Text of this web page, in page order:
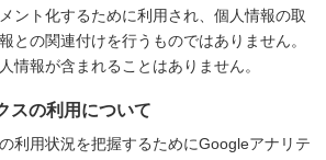
ント化するために利用され、個人情報の取
との関連付けを行うものではありません。
情報が含まれることはありません。
スの利用について
利用状況を把握するためにGoogleアナリテ